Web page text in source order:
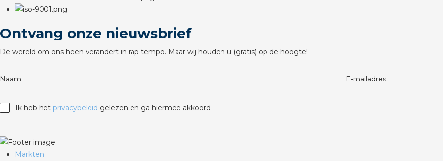
Ontvang onze nieuwsbrief
De wereld om ons heen verandert in rap tempo. Maar wij houden u (gratis) op de hoogte!
Naam E-mailadres
Ik heb het privacybeleid gelezen en ga hiermee akkoord
Markten